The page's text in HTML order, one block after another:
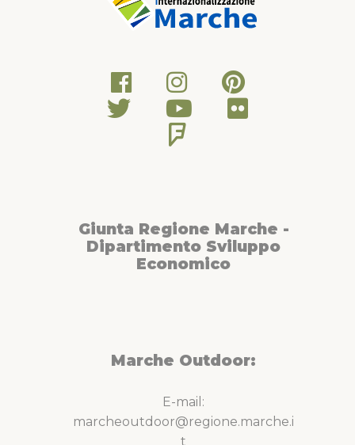
Giunta Regione Marche -
Dipartimento Sviluppo
Economico
Marche Outdoor:
E-mail:
marcheoutdoor@regione.marche.i
t